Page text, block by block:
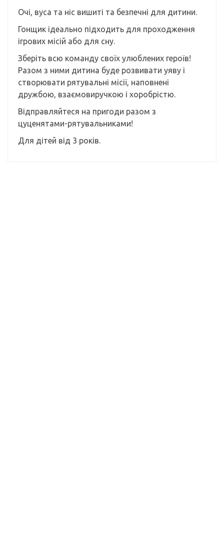
Очі, вуса та ніс вишиті та безпечні для дитини.
Гонщик ідеально підходить для проходження
ігрових місій або для сну.
Зберіть всю команду своїх улюблених героїв!
Разом з ними дитина буде розвивати уяву і
створювати рятувальні місії, наповнені
дружбою, взаємовиручкою і хоробрістю.
Відправляйтеся на пригоди разом з
цуценятами-рятувальниками!
Для дітей від 3 років.